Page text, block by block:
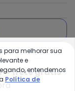
a nossa Política
+ frete grátis
para melhorar sua
e
entendemos
Política de